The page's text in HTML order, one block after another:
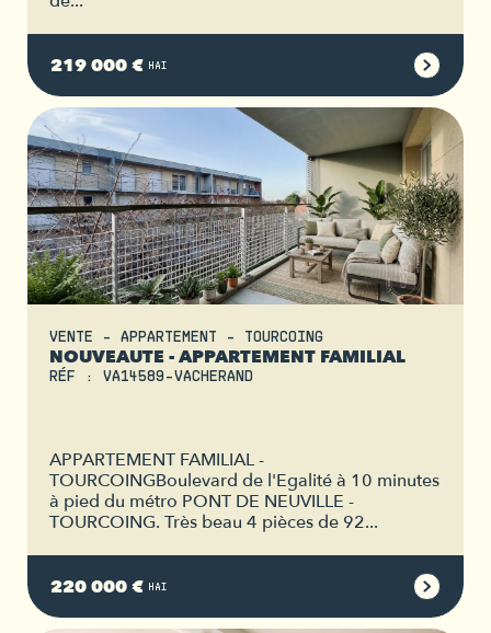
219 000 € HAI
VENTE - APPARTEMENT - TOURCOING
NOUVEAUTE - APPARTEMENT FAMILIAL
RÉF : VA14589-VACHERAND
APPARTEMENT FAMILIAL -
TOURCOINGBoulevard de l'Egalité à 10 minutes
à pied du métro PONT DE NEUVILLE -
TOURCOING. Très beau 4 pièces de 92...
220 000 € HAI